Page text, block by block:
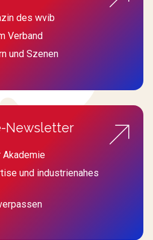
des wvib
Verband
und Szenen
Newsletter
Akademie
und industrienahes